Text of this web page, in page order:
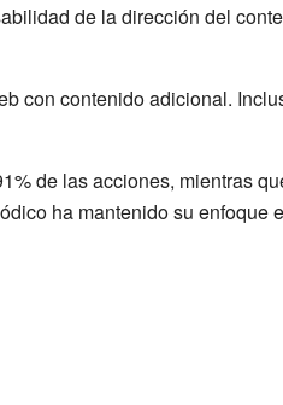
de la dirección del
con contenido adicional.
de las acciones, mientras
ha mantenido su enfoque